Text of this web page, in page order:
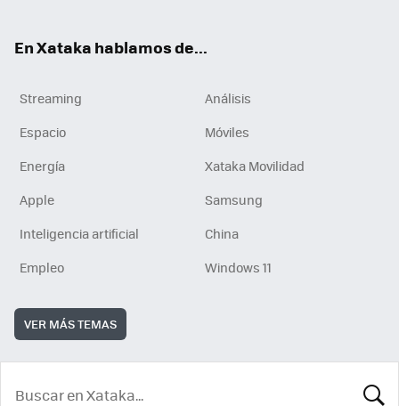
En Xataka hablamos de...
Streaming
Análisis
Espacio
Móviles
Energía
Xataka Movilidad
Apple
Samsung
Inteligencia artificial
China
Empleo
Windows 11
VER MÁS TEMAS